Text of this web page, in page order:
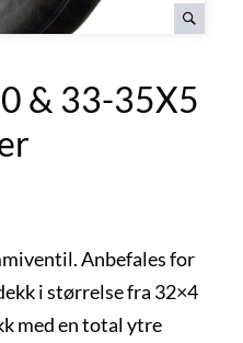
& 33-35X5
Anbefales for
i størrelse fra 32×4
med en total ytre